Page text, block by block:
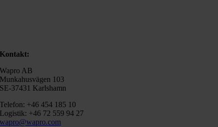
Kontakt:
Wapro AB
Munkahusvägen 103
SE-37431 Karlshamn
Telefon: +46 454 185 10
Logistik: +46 72 559 94 27
wapro@wapro.com